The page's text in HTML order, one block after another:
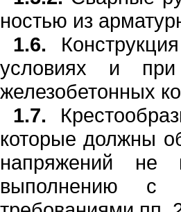
ностью из
1.6.
усло­виях и
железобетонных
1.7.
которые должны
напряжений не
выполнению с